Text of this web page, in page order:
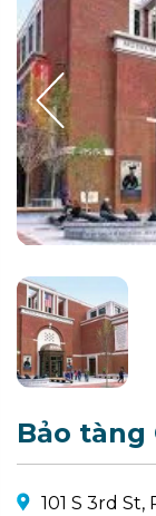
Bảo tàng
101 S 3rd St,